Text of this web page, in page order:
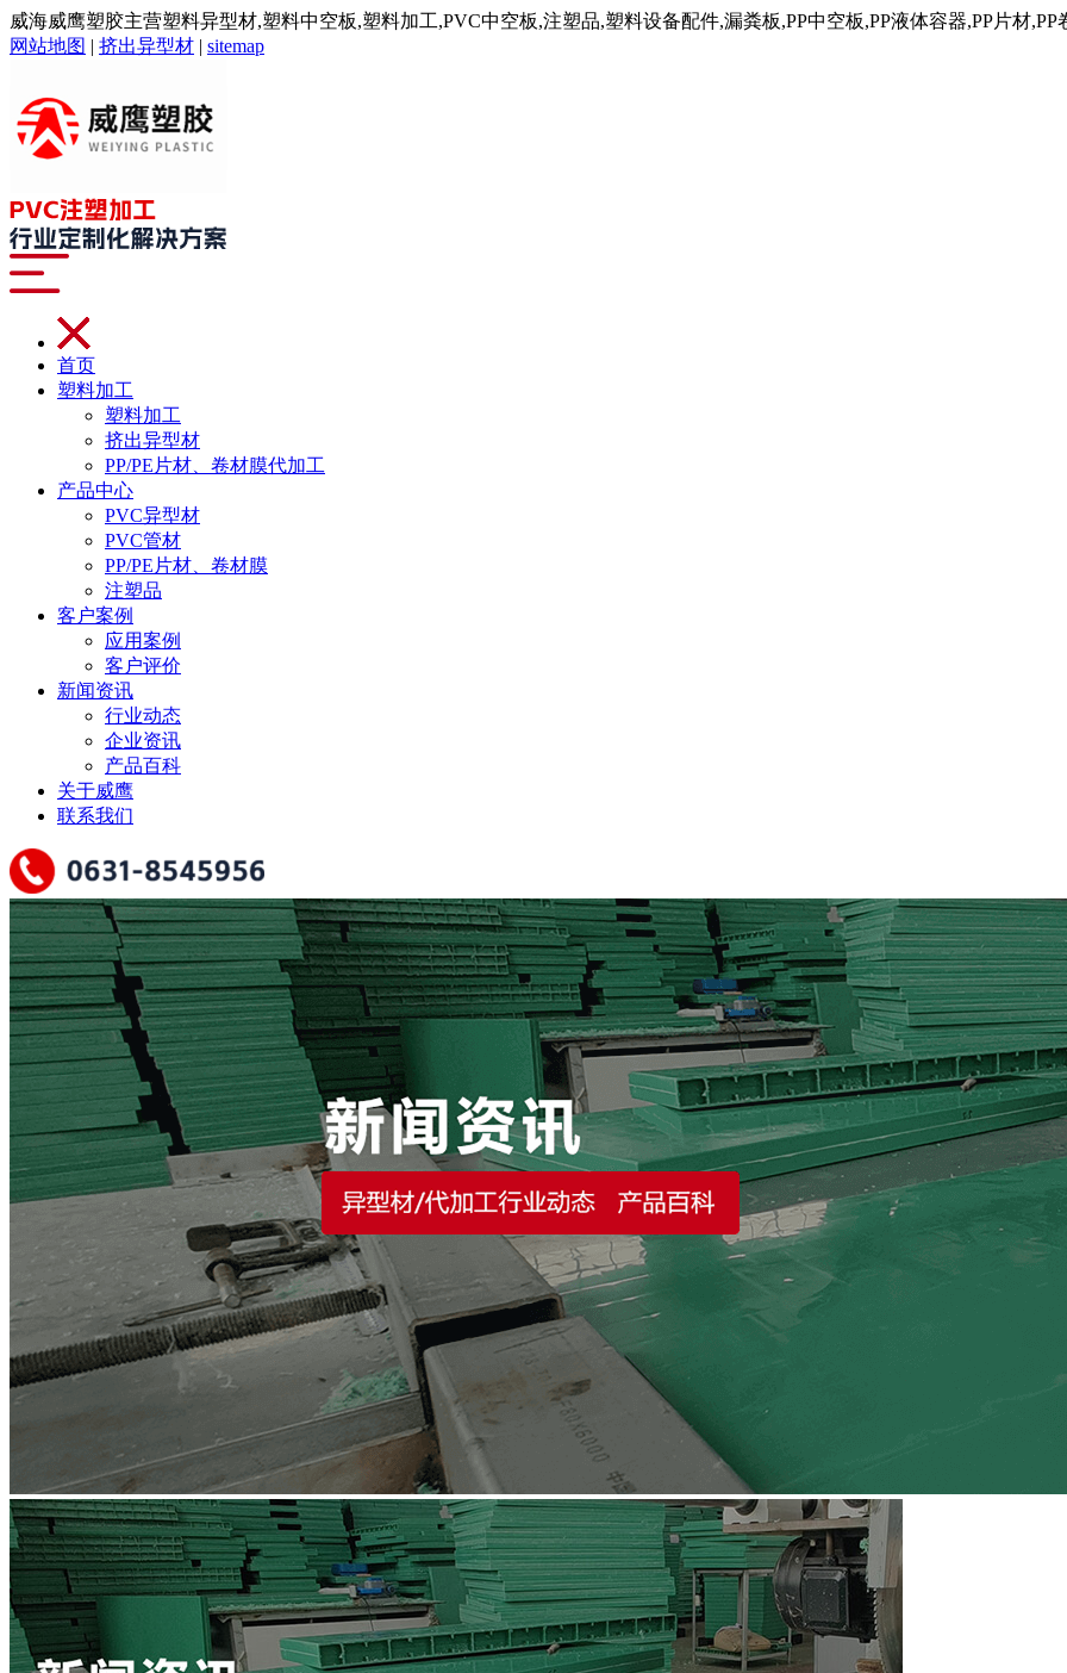
威海威鹰塑胶主营塑料异型材,塑料中空板,塑料加工,PVC中空板,注塑品,塑料设备配件,漏粪板,PP中空板,PP液体容器,PP片材
网站地图 | 挤出异型材 | sitemap
首页
塑料加工
塑料加工
挤出异型材
PP/PE片材、卷材膜代加工
产品中心
PVC异型材
PVC管材
PP/PE片材、卷材膜
注塑品
客户案例
应用案例
客户评价
新闻资讯
行业动态
企业资讯
产品百科
关于威鹰
联系我们